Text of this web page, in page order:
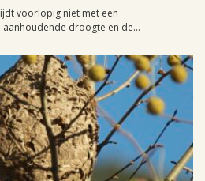
voorlopig niet met een
droogte en de...